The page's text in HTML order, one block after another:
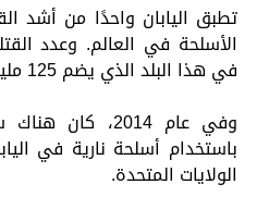
تطبق اليابان واحدًا من أشد
الأسلحة في العالم. وعدد
في هذا البلد الذي يضم 125 مليون نسمة، ضئيل جدًا.
وفي عام 2014،
الولايات المتحدة.